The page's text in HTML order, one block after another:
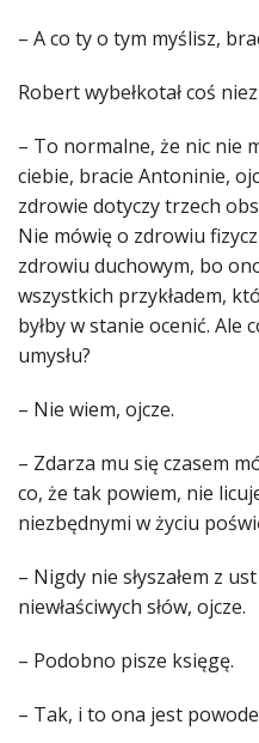
– A co ty o tym myślisz,
Robert wybełkotał coś
– To normalne, że nic nie
ciebie, bracie Antoninie,
zdrowie dotyczy trzech
Nie mówię o zdrowiu
zdrowiu duchowym, bo
wszystkich przykładem,
byłby w stanie ocenić. Ale
umysłu?
– Nie wiem, ojcze.
– Zdarza mu się czasem
co, że tak powiem, nie
niezbędnymi w życiu
– Nigdy nie słyszałem z
niewłaściwych słów, ojcze.
– Podobno pisze księgę.
– Tak, i to ona jest